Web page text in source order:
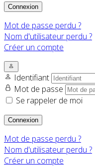
Connexion
Mot de passe perdu ?
Nom d'utilisateur perdu ?
Créer un compte
Identifiant
Mot de passe
Se rappeler de moi
Connexion
Mot de passe perdu ?
Nom d'utilisateur perdu ?
Créer un compte